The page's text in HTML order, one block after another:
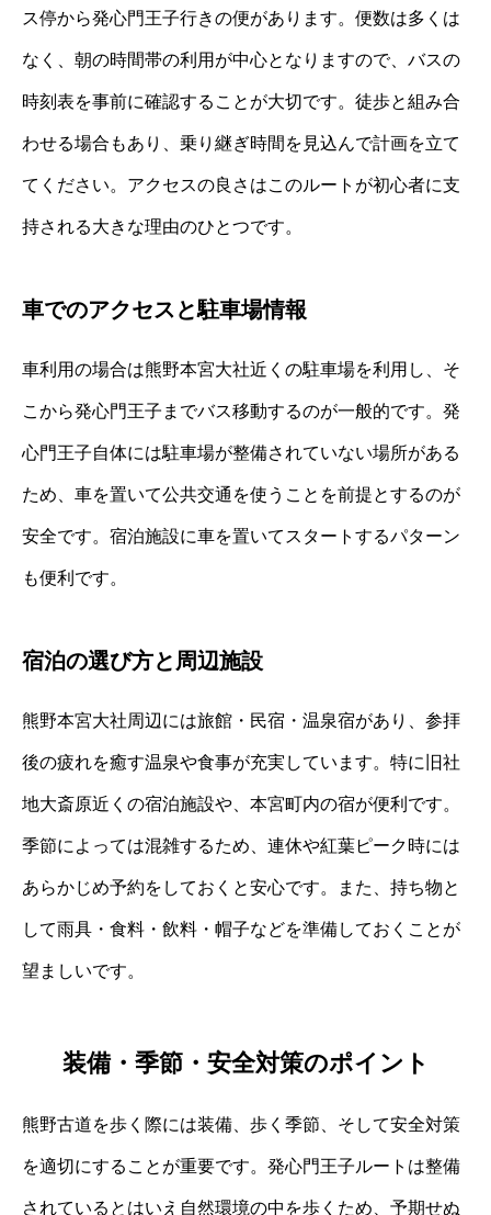
ス停から発心門王子行きの便があります。便数は多くは
なく、朝の時間帯の利用が中心となりますので、バスの
時刻表を事前に確認することが大切です。徒歩と組み合
わせる場合もあり、乗り継ぎ時間を見込んで計画を立て
てください。アクセスの良さはこのルートが初心者に支
持される大きな理由のひとつです。
車でのアクセスと駐車場情報
車利用の場合は熊野本宮大社近くの駐車場を利用し、そ
こから発心門王子までバス移動するのが一般的です。発
心門王子自体には駐車場が整備されていない場所がある
ため、車を置いて公共交通を使うことを前提とするのが
安全です。宿泊施設に車を置いてスタートするパターン
も便利です。
宿泊の選び方と周辺施設
熊野本宮大社周辺には旅館・民宿・温泉宿があり、参拝
後の疲れを癒す温泉や食事が充実しています。特に旧社
地大斎原近くの宿泊施設や、本宮町内の宿が便利です。
季節によっては混雑するため、連休や紅葉ピーク時には
あらかじめ予約をしておくと安心です。また、持ち物と
して雨具・食料・飲料・帽子などを準備しておくことが
望ましいです。
装備・季節・安全対策のポイント
熊野古道を歩く際には装備、歩く季節、そして安全対策
を適切にすることが重要です。発心門王子ルートは整備
されているとはいえ自然環境の中を歩くため、予期せぬ